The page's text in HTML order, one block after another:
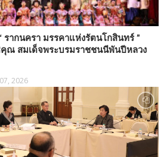
รากนครา มรรคาแห่งรัตนโกสินทร์ ”
ณ สมเด็จพระบรมราชชนนีพันปีหลวง
2026